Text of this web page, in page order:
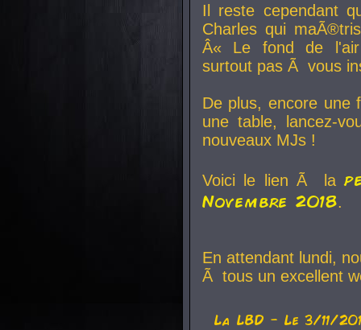
Il reste cependant
Charles qui
Â« Le fond de
surtout pas Ã vous
De plus, encore une
une table, lancez-
nouveaux MJs !
Voici le lien Ã la
Novembre 2018.
En attendant lundi,
Ã tous un excellent
La LBD - Le 3/11/